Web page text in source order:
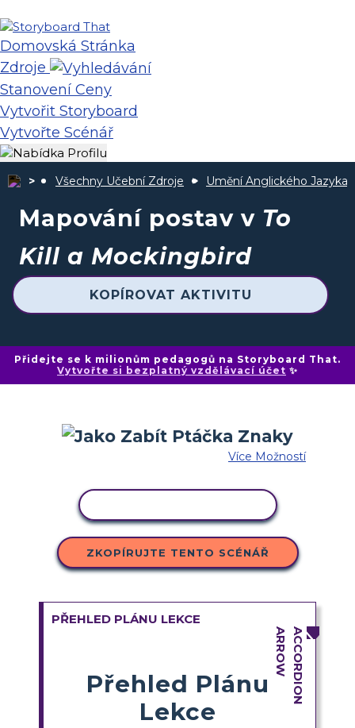
Domovská Stránka
Zdroje
Stanovení Ceny
Vytvořit Storyboard
Vytvořte Scénář
Všechny Učební Zdroje Umění Anglického Jazyka
Mapování postav v To
Kill a Mockingbird
KOPÍROVAT AKTIVITU
Přidejte se k milionům pedagogů na Storyboard That.
Vytvořte si bezplatný vzdělávací účet ✨
Více Možností
ZKOPÍRUJTE TENTO SCÉNÁŘ
PŘEHLED PLÁNU LEKCE
Přehled Plánu
Lekce